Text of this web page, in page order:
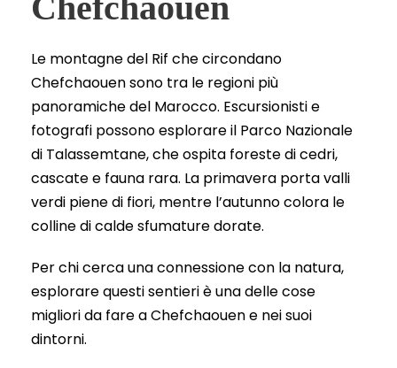
Le montagne del Rif che circondano
Chefchaouen sono tra le regioni più
panoramiche del Marocco. Escursionisti e
fotografi possono esplorare il Parco Nazionale
di Talassemtane, che ospita foreste di cedri,
cascate e fauna rara. La primavera porta valli
verdi piene di fiori, mentre l’autunno colora le
colline di calde sfumature dorate.
Per chi cerca una connessione con la natura,
esplorare questi sentieri è una delle cose
migliori da fare a Chefchaouen e nei suoi
dintorni.